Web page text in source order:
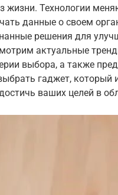
жизни. Технологии
данные о своем
решения для
актуальные
выбора, а также
гаджет, который
ваших целей в